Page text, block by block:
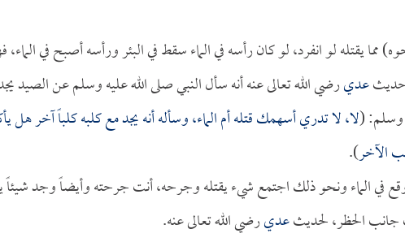
مما يقتله لو انفرد، لو كان رأسه في الماء سقط في البئر ورأسه أصبح في الماء،
حديثعديرضي الله تعالى عنه أنه سأل النبي صلى الله عليه وسلم عن الصيد
وسلم: (لا، لا تدري أسهمك قتله أم الماء، وسأله أنه يجد مع كلبه كلباً آخر هل
الآخر).
في الماء ونحو ذلك اجتمع شيء يقتله وجرحه، أنت جرحته وأيضاً وجد شيئاً
جانب الحظر، لحديثعديرضي الله تعالى عنه.